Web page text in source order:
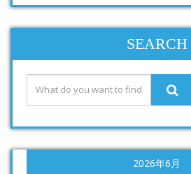
SEARCH
2026年6月